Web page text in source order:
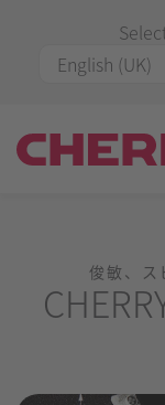
俊敏、ス